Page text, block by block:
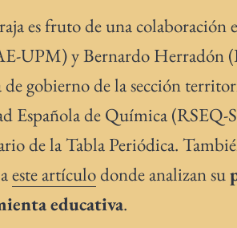
es fruto de una
UPM) y Bernardo Herradón
gobierno de la sección
Española de Química
de la Tabla Periódica.​
este artículodonde analizan su
educativa.